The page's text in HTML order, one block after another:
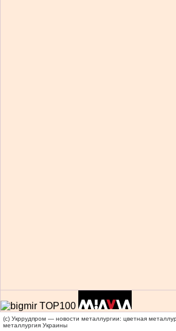
(c) Укррудпром — новости металлургии: цветная
металлургия Украины